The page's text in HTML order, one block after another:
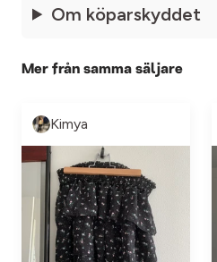
Om köparskyddet
Mer från samma säljare
Kimya